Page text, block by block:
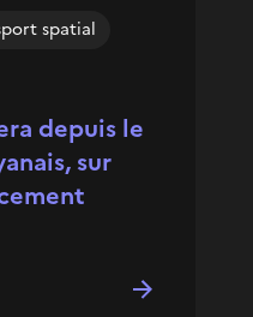
depuis le
sur
spatial